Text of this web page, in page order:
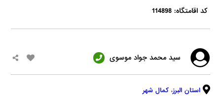
کد اقامتگاه: 114898
سید محمد جواد موسوی
استان البرز، کمال شهر